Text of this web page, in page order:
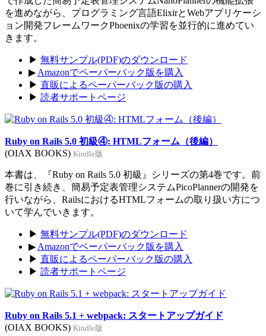
を進めながら、プログラミング言語ElixirとWebアプリケーシ
ョン開発フレームワークPhoenixの学習を並行的に進めてい
きます。
▶ 無料サンプル(PDF)のダウンロード
▶ Amazonでペーパーバック版を購入
▶ 直販によるペーパーバック版の購入
▶ 読者サポートページ
Ruby on Rails 5.0 初級④: HTMLフォーム（後編）
(OIAX BOOKS) Kindle版
本書は、『Ruby on Rails 5.0 初級』シリーズの第4巻です。前
巻に引き続き、簡易予定表管理システムPicoPlannerの開発を
行いながら、RailsにおけるHTMLフォームの取り扱い方につ
いて学んでいきます。
▶ 無料サンプル(PDF)のダウンロード
▶ Amazonでペーパーバック版を購入
▶ 直販によるペーパーバック版の購入
▶ 読者サポートページ
Ruby on Rails 5.1 + webpack: スタートアップガイド
(OIAX BOOKS) Kindle版